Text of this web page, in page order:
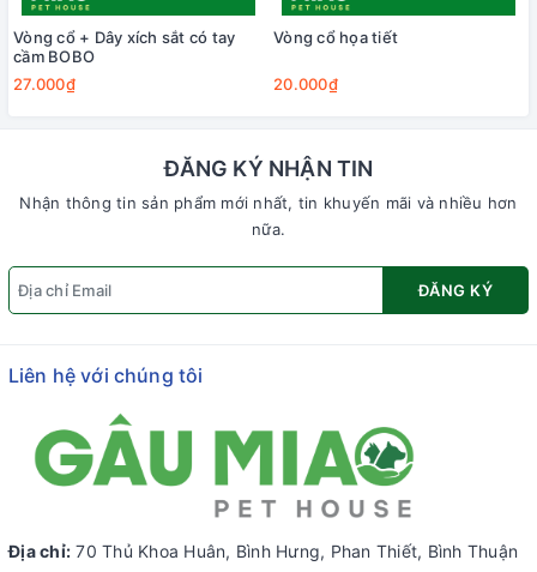
Vòng cổ + Dây xích sắt có tay
cầm BOBO
27.000₫
Vòng cổ họa tiết
20.000₫
ĐĂNG KÝ NHẬN TIN
Nhận thông tin sản phẩm mới nhất, tin khuyến mãi và nhiều hơn
nữa.
ĐĂNG KÝ
Liên hệ với chúng tôi
Địa chỉ: 70 Thủ Khoa Huân, Bình Hưng, Phan Thiết, Bình Thuận